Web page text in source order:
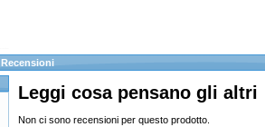
Recensioni
Leggi cosa pensano gli altri
Non ci sono recensioni per questo prodotto.